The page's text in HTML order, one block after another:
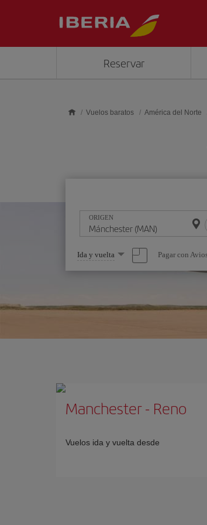
Reservar
Vuelos baratos América del Norte
ORIGEN
Seleccione
una
opción
Ida y vuelta Pagar con
Manchester- Reno
Vuelos ida y vuelta desde